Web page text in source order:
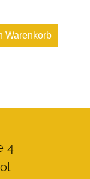
Warenkorb
4